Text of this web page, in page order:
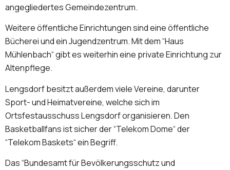
angegliedertes Gemeindezentrum.
Weitere öffentliche Einrichtungen sind eine öffentliche
Bücherei und ein Jugendzentrum. Mit dem “Haus
Mühlenbach“ gibt es weiterhin eine private Einrichtung zur
Altenpflege.
Lengsdorf besitzt außerdem viele Vereine, darunter
Sport- und Heimatvereine, welche sich im
Ortsfestausschuss Lengsdorf organisieren. Den
Basketballfans ist sicher der “Telekom Dome“ der
“Telekom Baskets“ ein Begriff.
Das “Bundesamt für Bevölkerungsschutz und